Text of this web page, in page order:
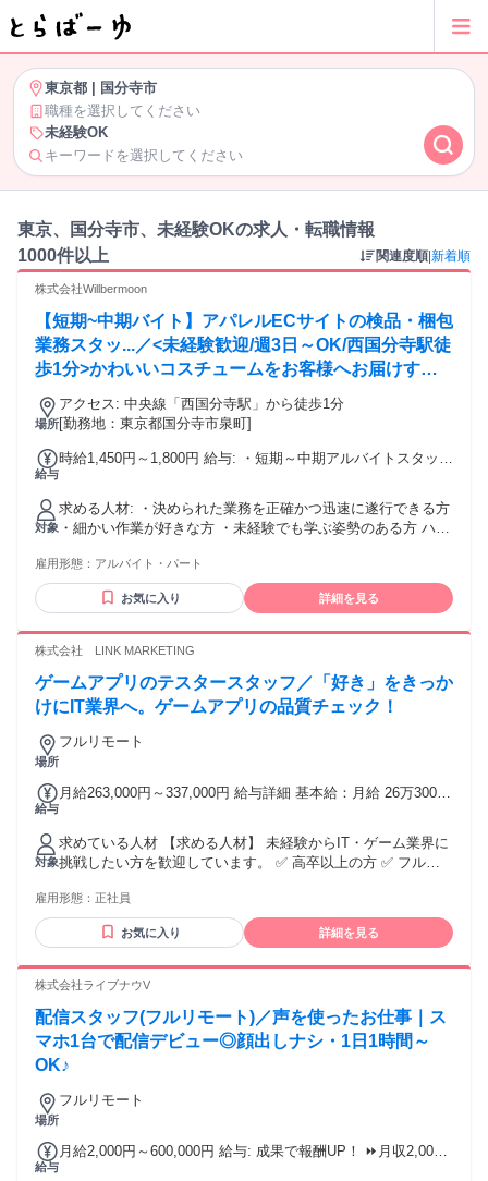
東京都
国分寺市
職種を選択してください
未経験OK
キーワードを選択してください
東京、国分寺市、未経験OKの求人・転職情報
1000件以上
関連度順 新着順
株式会社Willbermoon
【短期~中期バイト】アパレルECサイトの検品・梱包
業務スタッ...／<未経験歓迎/週3日～OK/西国分寺駅徒
歩1分>かわいいコスチュームをお客様へお届けする
ため、商品の品質チェックや梱包を行うお仕事です♪
場所
アクセス: 中央線「西国分寺駅」から徒歩1分
[勤務地：東京都国分寺市泉町]
給与
時給1,450円～1,800円 給与: ・短期～中期アルバイトスタッフ
10：00～19：00（所定労働時間8時間＋休憩1時間の勤務をお
願いいたします） 週3～OK 通常休業日：土日祝 ※勤務期
間は上記期間内から相談可 ☆ご希望の場合は、長期でご活躍
いただける可能性もございます。（短期契約期間を得て、能
対象
求める人材: ・決められた業務を正確かつ迅速に遂行できる方
・細かい作業が好きな方 ・未経験でも学ぶ姿勢のある方 ハン
好きな方大歓迎！
雇用形態： アルバイト・パート
お気に入り 詳細を見る
株式会社 LINK MARKETING
ゲームアプリのテスタースタッフ／「好き」をきっか
けにIT業界へ。ゲームアプリの品質チェック！
場所
フルリモート
給与
月給263,000円～337,000円 給与詳細 基本給：月給 26万3000
で支払われる通勤・皆勤・家族手当金額：なし 全員に一律で
支払われるその他手当金額：なし ※経験・スキルを考慮して
決定します。 ※試用期間中も給与変動なし ※固定残業代なし
対象
求めている人材 【求める人材】 未経験からIT・ゲーム業界に
挑戦したい方を歓迎しています。 ✅ 高卒以上の方 ✅ フルタ
本語で日常会話・業務上のやり取りができる方 ✅ 新しい知識
を前向きに学べる方 ✅ 報告・連絡・相談を大切にできる方
【歓迎条件】 ✅ 未経験歓迎 ✅ フリーター歓迎 ✅ 第二新卒歓
プリが好きな方歓迎 ✅ IT業界に興味がある方歓迎 ✅ Uター
雇用形態： 正社員
お気に入り 詳細を見る
株式会社ライブナウV
配信スタッフ(フルリモート)／声を使ったお仕事｜ス
マホ1台で配信デビュー◎顔出しナシ・1日1時間～
OK♪
場所
フルリモート
給与
月給2,000円～600,000円 給与: 成果で報酬UP！ ⏩月収2,000